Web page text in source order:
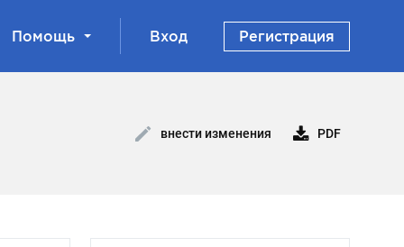
Помощь Вход Регистрация
внести изменения PDF